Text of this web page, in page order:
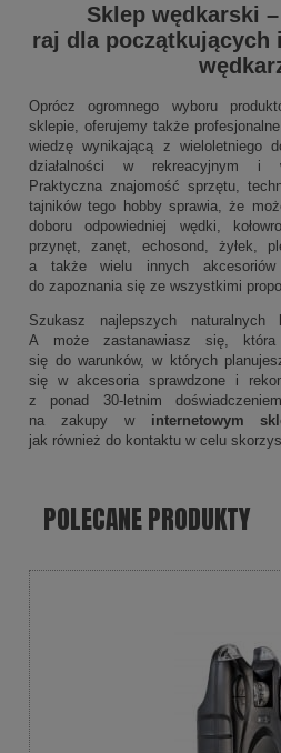
Sklep wędkarski –
raj dla początkujących
Oprócz ogromnego wyboru
sklepie, oferujemy także
wiedzę wynikającą z wieloletniego
działalności w rekreacyjnym i
Praktyczna znajomość sprzętu,
tajników tego hobby sprawia, że
doboru odpowiedniej wędki,
przynęt, zanęt, echosond, żyłek,
a także wielu innych
do zapoznania się ze wszystkimi
Szukasz najlepszych naturalnych
A może zastanawiasz się, która
się do warunków, w których
się w akcesoria sprawdzone i
z ponad 30-letnim
na zakupy w internetowym
jak również do kontaktu w celu
POLECANE PRODUKTY